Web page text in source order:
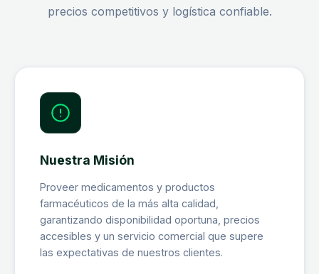
precios competitivos y logística confiable.
Nuestra Misión
Proveer medicamentos y productos
farmacéuticos de la más alta calidad,
garantizando disponibilidad oportuna, precios
accesibles y un servicio comercial que supere
las expectativas de nuestros clientes.